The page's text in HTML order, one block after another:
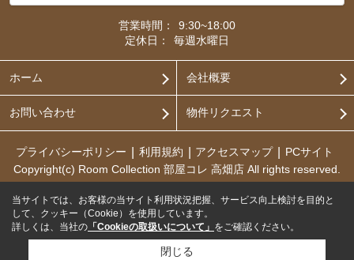
営業時間：
9:30~18:00
定休日：
毎週水曜日
ホーム 会社概要
お問い合わせ 物件リクエスト
プライバシーポリシー 利用規約 アクセスマップ
PCサイト
Copyright(c) Room Collection 部屋コレ 高畑店 All rights reserved.
当サイトでは、お客様の当サイト利用状況把握、サービス向上検討を目的と
して、クッキー（Cookie）を使用しています。
詳しくは、当社の 「Cookieの取扱いについて」 をご確認ください。
閉じる